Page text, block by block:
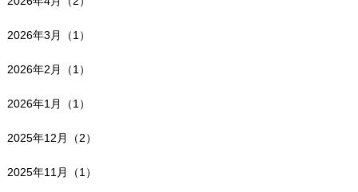
2026年3月（1）
2026年2月（1）
2026年1月（1）
2025年12月（2）
2025年11月（1）